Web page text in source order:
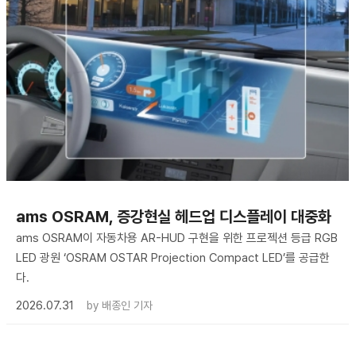
ams OSRAM, 증강현실 헤드업 디스플레이 대중화
ams OSRAM이 자동차용 AR-HUD 구현을 위한 프로젝션 등급 RGB
LED 광원 ‘OSRAM OSTAR Projection Compact LED’를 공급한
다.
2026.07.31
by 배종인 기자